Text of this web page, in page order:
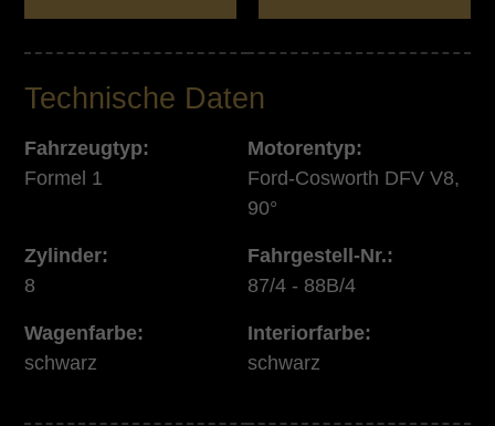
Technische Daten
Fahrzeugtyp:
Formel 1
Motorentyp:
Ford-Cosworth DFV V8,
90°
Zylinder:
8
Fahrgestell-Nr.:
87/4 - 88B/4
Wagenfarbe:
schwarz
Interiorfarbe:
schwarz